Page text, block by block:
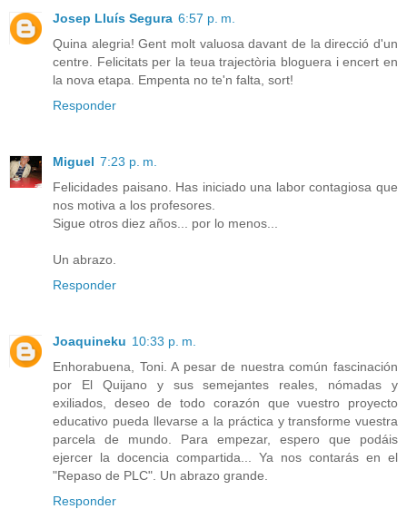
Josep Lluís Segura 6:57 p. m.
Quina alegria! Gent molt valuosa davant de la direcció d'un
centre. Felicitats per la teua trajectòria bloguera i encert en
la nova etapa. Empenta no te'n falta, sort!
Responder
Miguel 7:23 p. m.
Felicidades paisano. Has iniciado una labor contagiosa que
nos motiva a los profesores.
Sigue otros diez años... por lo menos...
Un abrazo.
Responder
Joaquineku 10:33 p. m.
Enhorabuena, Toni. A pesar de nuestra común fascinación
por El Quijano y sus semejantes reales, nómadas y
exiliados, deseo de todo corazón que vuestro proyecto
educativo pueda llevarse a la práctica y transforme vuestra
parcela de mundo. Para empezar, espero que podáis
ejercer la docencia compartida... Ya nos contarás en el
"Repaso de PLC". Un abrazo grande.
Responder